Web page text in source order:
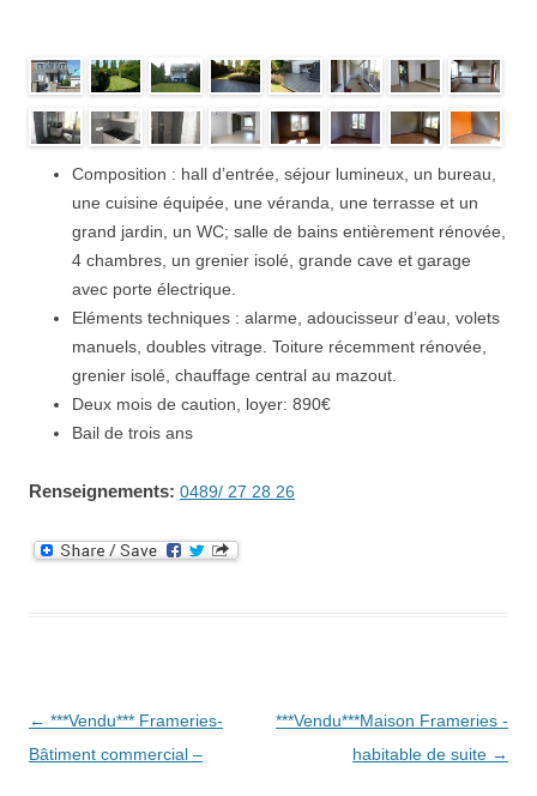
Composition : hall d’entrée, séjour lumineux, un bureau,
une cuisine équipée, une véranda, une terrasse et un
grand jardin, un WC; salle de bains entièrement rénovée,
4 chambres, un grenier isolé, grande cave et garage
avec porte électrique.
Eléments techniques : alarme, adoucisseur d’eau, volets
manuels, doubles vitrage. Toiture récemment rénovée,
grenier isolé, chauffage central au mazout.
Deux mois de caution, loyer: 890€
Bail de trois ans
Renseignements: 0489/ 27 28 26
Navigation
des
← ***Vendu*** Frameries-
Bâtiment commercial –
***Vendu***Maison Frameries -
habitable de suite →